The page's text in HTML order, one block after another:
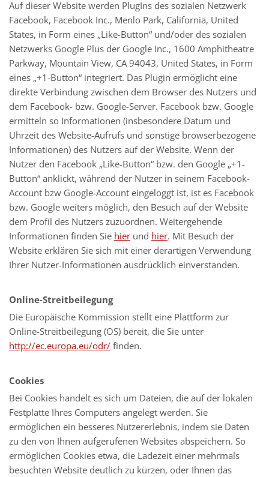
Auf dieser Website werden PlugIns des sozialen Netzwerk
Facebook, Facebook Inc., Menlo Park, California, United
States, in Form eines „Like-Button“ und/oder des sozialen
Netzwerks Google Plus der Google Inc., 1600 Amphitheatre
Parkway, Mountain View, CA 94043, United States, in Form
eines „+1-Button“ integriert. Das Plugin ermöglicht eine
direkte Verbindung zwischen dem Browser des Nutzers und
dem Facebook- bzw. Google-Server. Facebook bzw. Google
ermitteln so Informationen (insbesondere Datum und
Uhrzeit des Website-Aufrufs und sonstige browserbezogene
Informationen) des Nutzers auf der Website. Wenn der
Nutzer den Facebook „Like-Button“ bzw. den Google „+1-
Button“ anklickt, während der Nutzer in seinem Facebook-
Account bzw Google-Account eingeloggt ist, ist es Facebook
bzw. Google weiters möglich, den Besuch auf der Website
dem Profil des Nutzers zuzuordnen. Weitergehende
Informationen finden Sie hier und hier. Mit Besuch der
Website erklären Sie sich mit einer derartigen Verwendung
Ihrer Nutzer-Informationen ausdrücklich einverstanden.
Online-Streitbeilegung
Die Europäische Kommission stellt eine Plattform zur
Online-Streitbeilegung (OS) bereit, die Sie unter
http://ec.europa.eu/odr/ finden.
Cookies
Bei Cookies handelt es sich um Dateien, die auf der lokalen
Festplatte Ihres Computers angelegt werden. Sie
ermöglichen ein besseres Nutzererlebnis, indem sie Daten
zu den von Ihnen aufgerufenen Websites abspeichern. So
ermöglichen Cookies etwa, die Ladezeit einer mehrmals
besuchten Website deutlich zu kürzen, oder Ihnen das